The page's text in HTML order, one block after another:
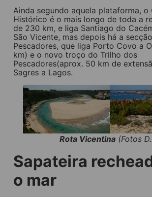
Ainda segundo aquela plataforma, o
Histórico é o mais longo de toda a
de 230 km, e liga Santiago do
São Vicente, mas depois há a
Pescadores, que liga Porto Covo a
km) e o novo troço do Trilho dos
Pescadores(aprox. 50 km de
Sagres a Lagos.
Rota Vicentina(Fotos
Sapateira
o mar